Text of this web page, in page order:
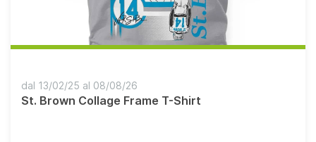
St. Brown Collage Frame T-Shirt
dal 13/02/25 al 08/08/26